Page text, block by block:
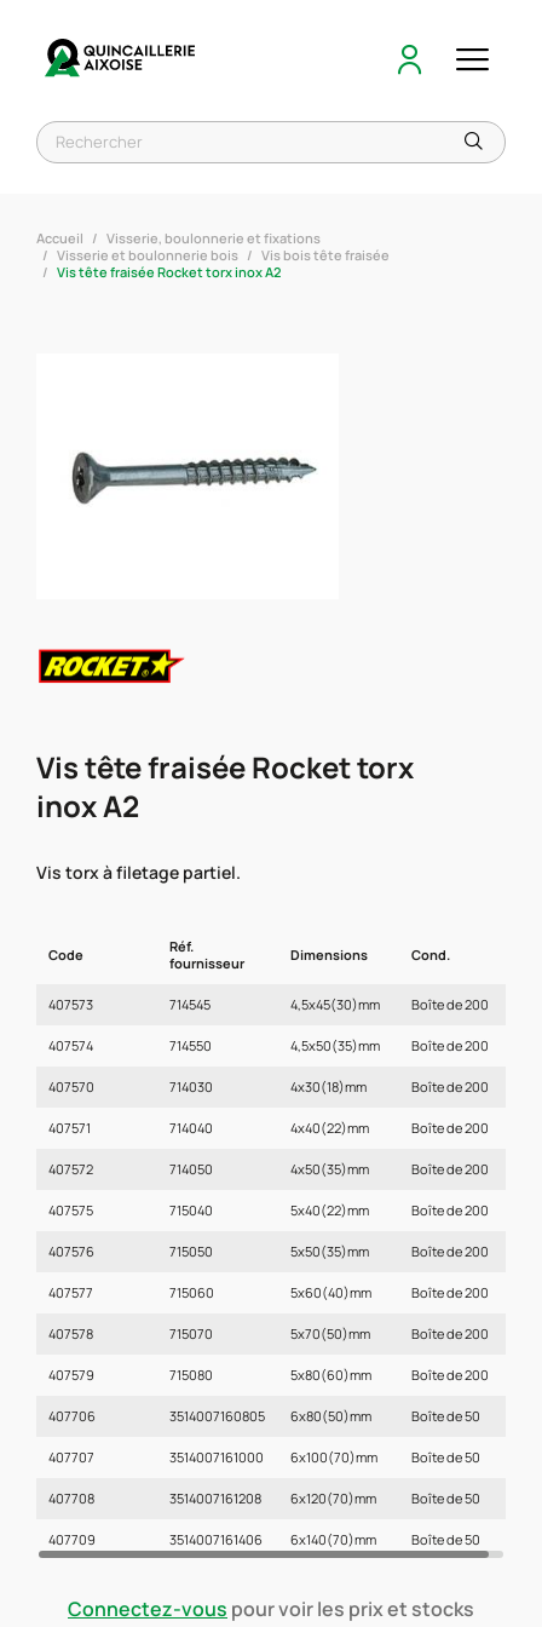
Accueil
Visserie, boulonnerie et fixations
Visserie et boulonnerie bois
Vis bois tête fraisée
Vis tête fraisée Rocket torx inox A2
Vis tête fraisée Rocket torx
inox A2
Vis torx à filetage partiel.
Code
Réf.
fournisseur
Dimensions Cond.
407573 714545 4,5x45(30)mm Boîte de 200
407574 714550 4,5x50(35)mm Boîte de 200
407570 714030 4x30(18)mm Boîte de 200
407571 714040 4x40(22)mm Boîte de 200
407572 714050 4x50(35)mm Boîte de 200
407575 715040 5x40(22)mm Boîte de 200
407576 715050 5x50(35)mm Boîte de 200
407577 715060 5x60(40)mm Boîte de 200
407578 715070 5x70(50)mm Boîte de 200
407579 715080 5x80(60)mm Boîte de 200
407706 3514007160805 6x80(50)mm Boîte de 50
407707 3514007161000 6x100(70)mm Boîte de 50
407708 3514007161208 6x120(70)mm Boîte de 50
407709 3514007161406 6x140(70)mm Boîte de 50
Connectez-vous pour voir les prix et stocks